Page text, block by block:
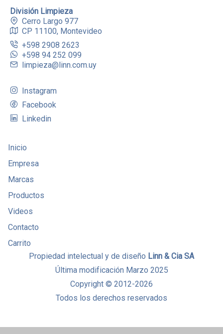
División Limpieza
Cerro Largo 977
CP 11100, Montevideo
+598 2908 2623
+598 94 252 099
limpieza@linn.com.uy
Instagram
Facebook
Linkedin
Inicio
Empresa
Marcas
Productos
Videos
Contacto
Carrito
Propiedad intelectual y de diseño Linn & Cia SA
Última modificación Marzo 2025
Copyright © 2012-2026
Todos los derechos reservados